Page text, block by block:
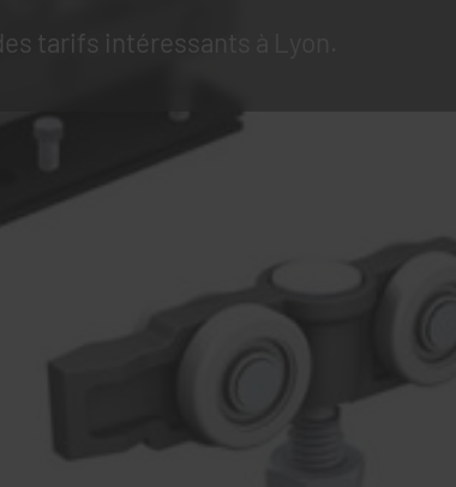
tarifs intéressants à Lyon.